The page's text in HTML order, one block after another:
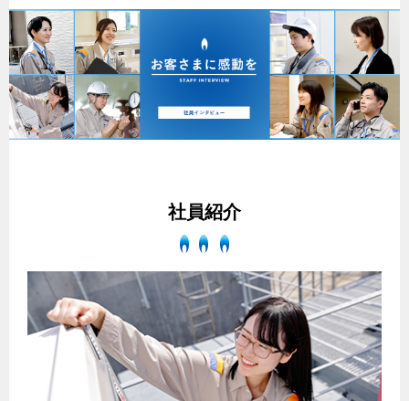
払込書によるスマホアプリでのお支払い
検針について
原料費調整制度について
ガス器具が故障したとき
地震のとき
ガス給湯器・風呂釜の凍結予防方法
故障診断
快適性
経済性
ライフスタイルの変化に対応するエコジョーズ
ライフステージ別に比較する
20代
30代
40代～50代
60代
コンロの取替えは
レンジフード
レンジフード
警報器
警報器
その他をリフォーム
リフォーム事例紹介
3つのあんしん宣言
テレビCM
リフォームのお知らせ
ショールーム
リフォームについてのお問い合わせ
電気料金 長野都市ガスでんきプラン
都市ガスでんき 従量電灯Ｂ
都市ガスでんき 従量電灯Ｃ
都市ガスでんき 低圧電力
電気料金の計算について
電気料金のシミュレーション
ご契約・お手続き
お申込み
停電時の対応
ヤミーのレシピ帖
食育活動について
エコ・クッキング
ホーム お知らせ
お問合わせ・資料請求 ショールーム
情報誌 企業情報
社員紹介